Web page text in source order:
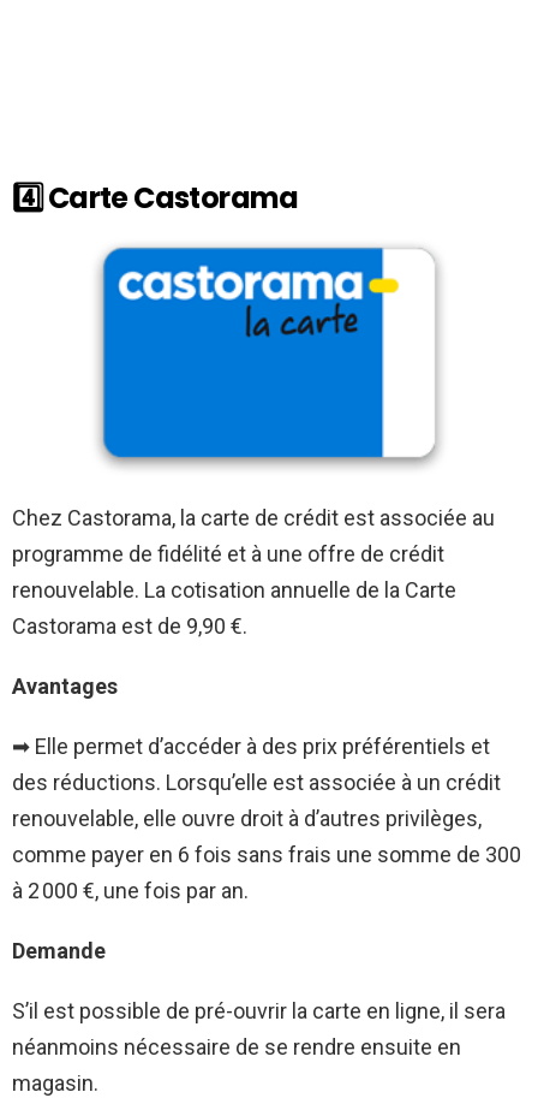
4️⃣ Carte Castorama
Chez Castorama, la carte de crédit est associée au
programme de fidélité et à une offre de crédit
renouvelable. La cotisation annuelle de la Carte
Castorama est de 9,90 €.
Avantages
➡ Elle permet d’accéder à des prix préférentiels et
des réductions. Lorsqu’elle est associée à un crédit
renouvelable, elle ouvre droit à d’autres privilèges,
comme payer en 6 fois sans frais une somme de 300
à 2 000 €, une fois par an.
Demande
S’il est possible de pré-ouvrir la carte en ligne, il sera
néanmoins nécessaire de se rendre ensuite en
magasin.